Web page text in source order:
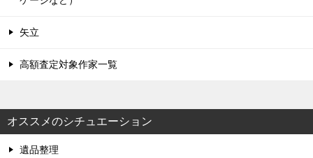
矢立
高額査定対象作家一覧
オススメのシチュエーション
遺品整理